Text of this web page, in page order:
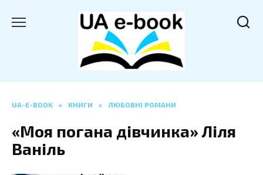
UA-E-BOOK » КНИГИ » ЛЮБОВНІ РОМАНИ
«Моя погана дівчинка» Ліля
Ваніль